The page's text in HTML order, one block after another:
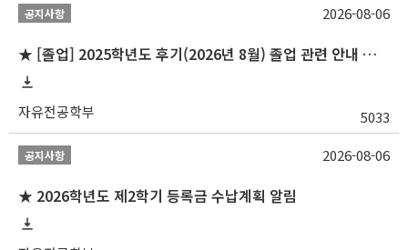
공지사항
★ [졸업] 2025학년도 후기(2026년 8월) 졸업 관련 안내 및 확정자 명단 공지
자유전공학부 5033
2026-08-06
공지사항
★ 2026학년도 제2학기 등록금 수납계획 알림
2026-08-06